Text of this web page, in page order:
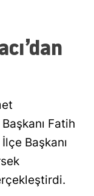
Mardin
Niğde
Ordu
Rize
Fatih
Başkanı